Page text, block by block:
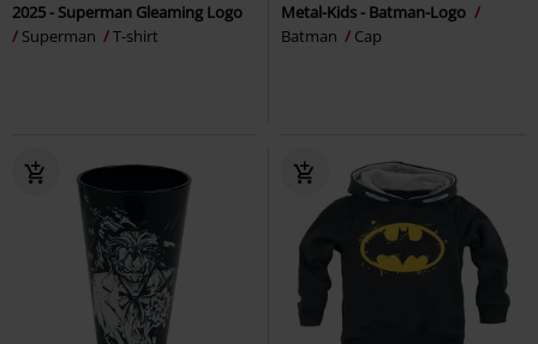
2025 - Superman Gleaming Logo
Superman
T-shirt
Metal-Kids - Batman-Logo
Batman
Cap